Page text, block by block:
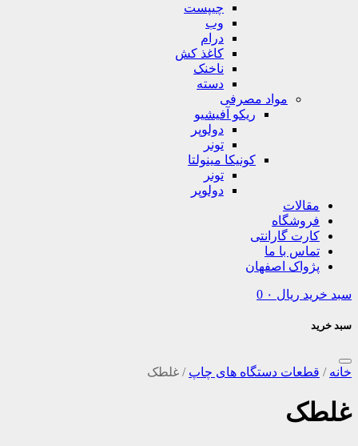
چیپست
وب
درام
کاغذ کش
ناخنک
دسته
مواد مصرفی
ریکو آفیشیو
دولوپر
تونر
کونیکا مینولتا
تونر
دولوپر
مقالات
فروشگاه
کارت گارانتی
تماس با ما
پژواک اصفهان
سبد خرید ریال 0
سبد خرید
خانه / قطعات دستگاه های چاپ / غلطک
غلطک